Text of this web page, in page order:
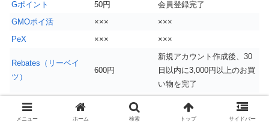
Gポイント
50円
会員登録完了
GMOポイ活
×××
×××
PeX
××× ×××
Rebates（リーベイ
ツ）
600円
新規アカウント作成後、30
日以内に3,000円以上のお買
い物を完了
最大500円
紹介経由で会員登録完了+キ
ャンペーンに参加し条件を
メニュー ホーム 検索 トップ サイドバー